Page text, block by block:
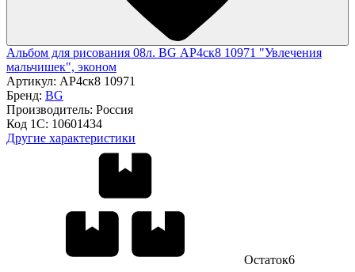
Альбом для рисования 08л. BG АР4ск8 10971 "Увлечения
мальчишек", эконом
Артикул: АР4ск8 10971
Бренд: BG
Производитель: Россия
Код 1С: 10601434
Другие характеристики
Остаток6